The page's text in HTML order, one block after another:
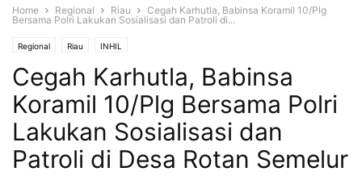
Home Regional Riau
Cegah Karhutla, Babinsa Koramil 10/Plg
Bersama Polri Lakukan Sosialisasi dan Patroli di...
Regional Riau INHIL
Cegah Karhutla, Babinsa
Koramil 10/Plg Bersama Polri
Lakukan Sosialisasi dan
Patroli di Desa Rotan Semelur